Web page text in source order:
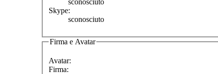
Skype:
sconosciuto
Firma e Avatar
Avatar:
Firma: